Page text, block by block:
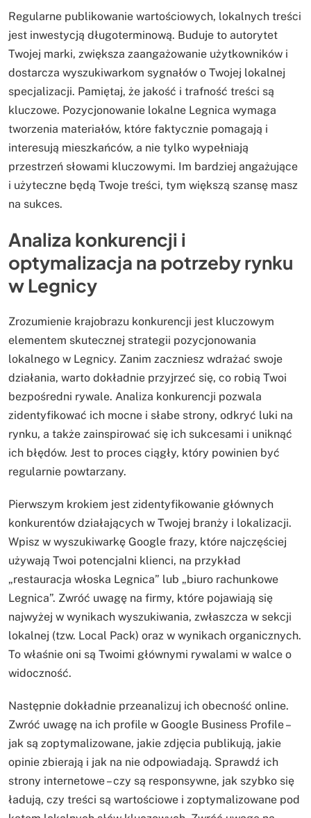
Regularne publikowanie wartościowych, lokalnych treści
jest inwestycją długoterminową. Buduje to autorytet
Twojej marki, zwiększa zaangażowanie użytkowników i
dostarcza wyszukiwarkom sygnałów o Twojej lokalnej
specjalizacji. Pamiętaj, że jakość i trafność treści są
kluczowe. Pozycjonowanie lokalne Legnica wymaga
tworzenia materiałów, które faktycznie pomagają i
interesują mieszkańców, a nie tylko wypełniają
przestrzeń słowami kluczowymi. Im bardziej angażujące
i użyteczne będą Twoje treści, tym większą szansę masz
na sukces.
Analiza konkurencji i
optymalizacja na potrzeby rynku
w Legnicy
Zrozumienie krajobrazu konkurencji jest kluczowym
elementem skutecznej strategii pozycjonowania
lokalnego w Legnicy. Zanim zaczniesz wdrażać swoje
działania, warto dokładnie przyjrzeć się, co robią Twoi
bezpośredni rywale. Analiza konkurencji pozwala
zidentyfikować ich mocne i słabe strony, odkryć luki na
rynku, a także zainspirować się ich sukcesami i uniknąć
ich błędów. Jest to proces ciągły, który powinien być
regularnie powtarzany.
Pierwszym krokiem jest zidentyfikowanie głównych
konkurentów działających w Twojej branży i lokalizacji.
Wpisz w wyszukiwarkę Google frazy, które najczęściej
używają Twoi potencjalni klienci, na przykład
„restauracja włoska Legnica” lub „biuro rachunkowe
Legnica”. Zwróć uwagę na firmy, które pojawiają się
najwyżej w wynikach wyszukiwania, zwłaszcza w sekcji
lokalnej (tzw. Local Pack) oraz w wynikach organicznych.
To właśnie oni są Twoimi głównymi rywalami w walce o
widoczność.
Następnie dokładnie przeanalizuj ich obecność online.
Zwróć uwagę na ich profile w Google Business Profile –
jak są zoptymalizowane, jakie zdjęcia publikują, jakie
opinie zbierają i jak na nie odpowiadają. Sprawdź ich
strony internetowe – czy są responsywne, jak szybko się
ładują, czy treści są wartościowe i zoptymalizowane pod